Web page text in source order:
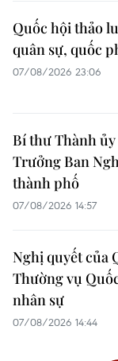
Quốc hội thảo
quân sự, quốc
07/08/2026 23:06
Bí thư Thành
Trưởng Ban
thành phố
07/08/2026 14:57
Nghị quyết của
Thường vụ
nhân sự
07/08/2026 14:44